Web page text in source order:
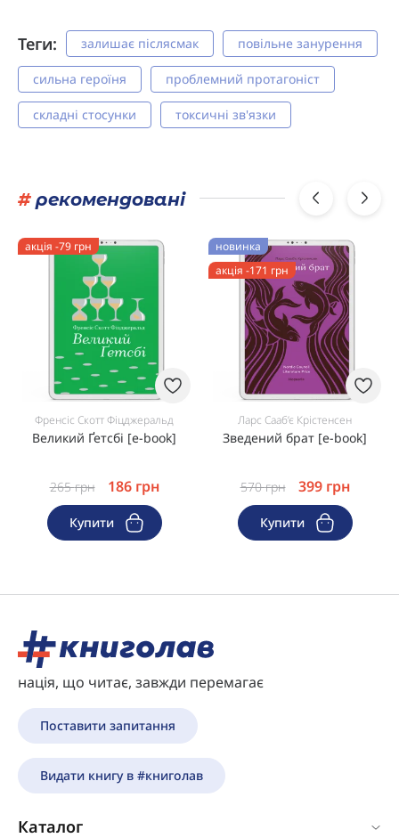
Теги: залишає післясмак повільне занурення
сильна героїня проблемний протагоніст
складні стосунки токсичні зв'язки
#рекомендовані
акція -79 грн
Френсіс Скотт Фіцджеральд
Великий Ґетсбі [e-book]
265грн 186 грн
Купити
новинка
акція -171 грн
Ларс Сааб’є Крістенсен
Зведений брат [e-book]
570грн 399 грн
Купити
нація, що читає, завжди перемагає
Поставити запитання
Видати книгу в #книголав
Каталог